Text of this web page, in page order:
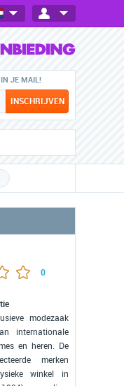
IN JE MAIL!
0
modezaak
internationale
en heren. De
merken
winkel in